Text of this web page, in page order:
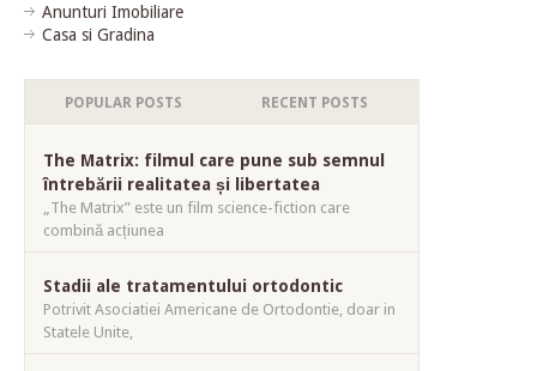
Anunturi Imobiliare
Casa si Gradina
POPULAR POSTS RECENT POSTS
The Matrix: filmul care pune sub semnul
întrebării realitatea și libertatea
„The Matrix” este un film science-fiction care
combină acțiunea
Stadii ale tratamentului ortodontic
Potrivit Asociatiei Americane de Ortodontie, doar in
Statele Unite,